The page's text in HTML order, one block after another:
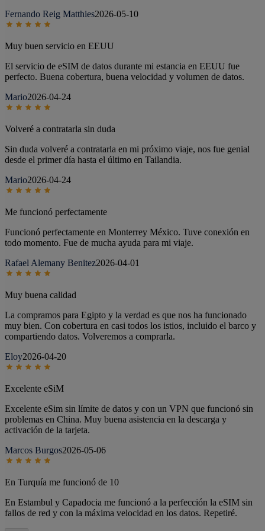
Fernando Reig Matthies2026-05-10
Muy buen servicio en EEUU
El servicio de eSIM de datos durante mi estancia en EEUU fue
perfecto. Buena cobertura, buena velocidad y volumen de datos.
Mario2026-04-24
Volveré a contratarla sin duda
Sin duda volveré a contratarla en mi próximo viaje, nos fue genial
desde el primer día hasta el último en Tailandia.
Mario2026-04-24
Me funcionó perfectamente
Funcionó perfectamente en Monterrey México. Tuve conexión en
todo momento. Fue de mucha ayuda para mi viaje.
Rafael Alemany Benitez2026-04-01
Muy buena calidad
La compramos para Egipto y la verdad es que nos ha funcionado
muy bien. Con cobertura en casi todos los istios, incluido el barco y
compartiendo datos. Volveremos a comprarla.
Eloy2026-04-20
Excelente eSiM
Excelente eSim sin límite de datos y con un VPN que funcionó sin
problemas en China. Muy buena asistencia en la descarga y
activación de la tarjeta.
Marcos Burgos2026-05-06
En Turquía me funcionó de 10
En Estambul y Capadocia me funcionó a la perfección la eSIM sin
fallos de red y con la máxima velocidad en los datos. Repetiré.